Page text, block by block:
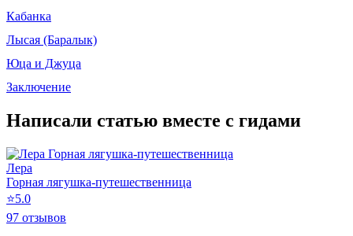
Кабанка
Лысая (Баралык)
Юца и Джуца
Заключение
Написали статью вместе с гидами
Лера
Горная лягушка-путешественница
⭐5.0
97 отзывов